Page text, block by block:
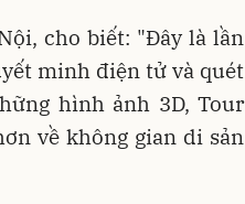
cho biết: "Đây là lần
minh điện tử và quét
hình ảnh 3D, Tour
về không gian di sản